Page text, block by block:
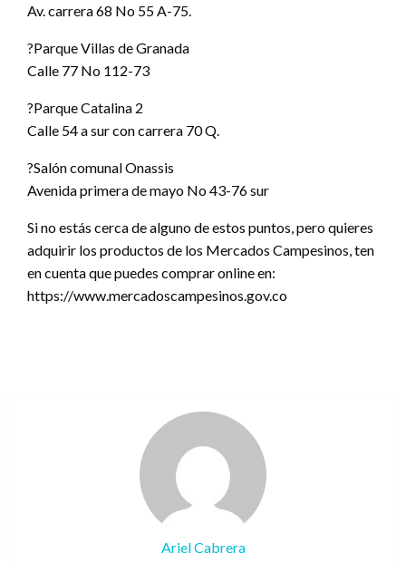
Av. carrera 68 No 55 A-75.
?Parque Villas de Granada
Calle 77 No 112-73
?Parque Catalina 2
Calle 54 a sur con carrera 70 Q.
?Salón comunal Onassis
Avenida primera de mayo No 43-76 sur
Si no estás cerca de alguno de estos puntos, pero quieres
adquirir los productos de los Mercados Campesinos, ten
en cuenta que puedes comprar online en:
https://www.mercadoscampesinos.gov.co
Ariel Cabrera